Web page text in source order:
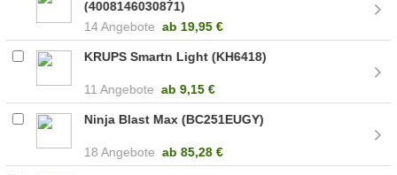
(4008146030871)
14 Angebote ab 19,95 €
KRUPS Smartn Light (KH6418)
11 Angebote ab 9,15 €
Ninja Blast Max (BC251EUGY)
18 Angebote ab 85,28 €